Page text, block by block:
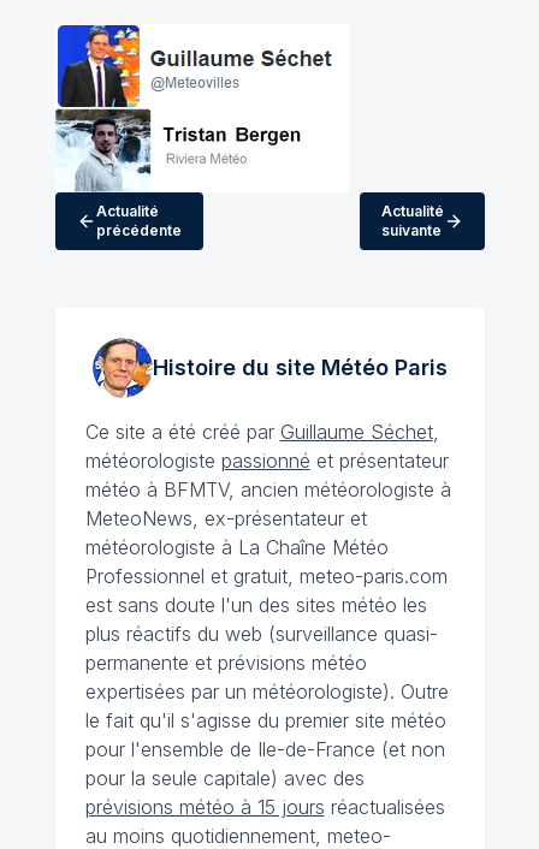
Actualité
précédente
Actualité
suivante
Histoire du site MétéoParis
Ce site a été créé par Guillaume Séchet,
météorologiste passionné et présentateur
météo à BFMTV, ancien météorologiste à
MeteoNews, ex-présentateur et
météorologiste à La Chaîne Météo
Professionnel et gratuit, meteo-paris.com
est sans doute l'un des sites météo les
plus réactifs du web (surveillance quasi-
permanente et prévisions météo
expertisées par un météorologiste). Outre
le fait qu'il s'agisse du premier site météo
pour l'ensemble de Ile-de-France (et non
pour la seule capitale) avec des
prévisions météo à 15 jours réactualisées
au moins quotidiennement, meteo-